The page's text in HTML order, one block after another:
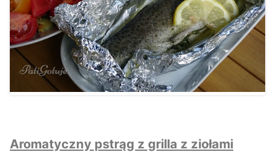
Aromatyczny pstrąg z grilla z ziołami